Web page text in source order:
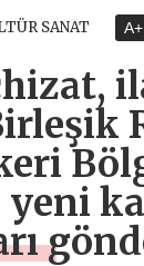
SANAT A+
yeni